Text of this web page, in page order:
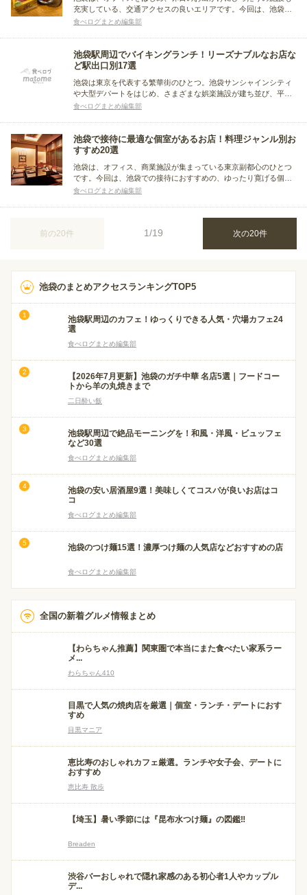
充実している、交通アクセスの良いエリアです。今回は、池袋
で、せんべろが楽しめる居酒屋をまとめました。ひとりで気軽に
い。
食べログまとめ編集部
池袋駅周辺でバイキングランチ！リーズナブルなお店な
ど駅出口別17選
池袋は東京を代表する繁華街のひとつ。池袋サンシャインシティ
や大型デパートをはじめ、さまざまな娯楽施設が建ち並び、平
日・休日問わず多くの人でにぎわっています。そんな池袋にはバ
食べログまとめ編集部
池袋で接待に最適な個室があるお店！料理ジャンル別お
すすめ20選
池袋は、オフィス、商業施設が集まっている東京副都心のひとつ
です。今回は、池袋での接待におすすめの、ゆったり寛げる個室
席があるお店をまとめました。素材にこだわった料理が味わえる
食べログまとめ編集部
前の20件 1/19 次の20件
池袋のまとめアクセスランキングTOP5
池袋駅周辺のカフェ！ゆっくりできる人気・穴場カフェ24
選
食べログまとめ編集部
【2026年7月更新】池袋のガチ中華 名店5選｜フードコー
トから羊の丸焼きまで
二日酔い飯
池袋駅周辺で絶品モーニングを！和風・洋風・ビュッフェ
など30選
食べログまとめ編集部
池袋の安い居酒屋9選！美味しくてコスパが良いお店はコ
コ
食べログまとめ編集部
池袋のつけ麺15選！濃厚つけ麺の人気店などおすすめの店
食べログまとめ編集部
全国の新着グルメ情報まとめ
【わらちゃん推薦】関東圏で本当にまた食べたい家系ラー
メ...
わらちゃん410
目黒で人気の焼肉店を厳選｜個室・ランチ・デートにおす
すめ
目黒マニア
恵比寿のおしゃれカフェ厳選。ランチや女子会、デートに
おすすめ
恵比寿 散歩
【埼玉】暑い季節には『昆布水つけ麺』の図鑑‼
Breaden
渋谷バーおしゃれで隠れ家感のある初心者1人やカップル
デ...